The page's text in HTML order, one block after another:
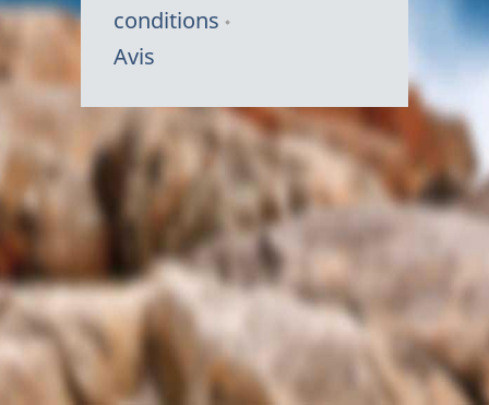
conditions
Avis
Symbole
du
Canada